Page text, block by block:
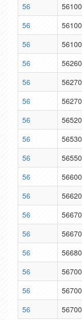
56
56100
56
56100
56
56100
56
56260
56
56270
56
56270
56
56520
56
56530
56
56550
56
56600
56
56620
56
56670
56
56670
56
56680
56
56700
56
56700
56
56700